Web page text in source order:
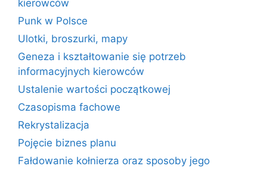
kierowców
Punk w Polsce
Ulotki, broszurki, mapy
Geneza i kształtowanie się potrzeb
informacyjnych kierowców
Ustalenie wartości początkowej
Czasopisma fachowe
Rekrystalizacja
Pojęcie biznes planu
Fałdowanie kołnierza oraz sposoby jego